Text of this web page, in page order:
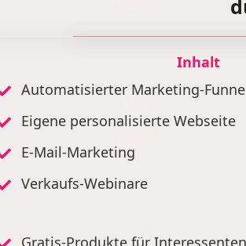
Inhalt
Automatisierter Marketing-
Eigene personalisierte Webseite
E-Mail-Marketing
Verkaufs-Webinare
Gratis-Produkte für Interessenten